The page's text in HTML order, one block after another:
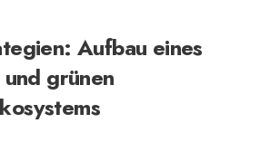
Aufbau eines
grünen